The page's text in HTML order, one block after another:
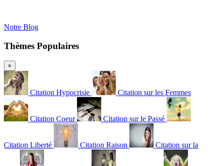
Notre Blog
Thèmes Populaires
×
Citation Hypocrisie Citation sur les Femmes
Citation Coeur Citation sur le Passé
Citation Liberté Citation Raison Citation sur la